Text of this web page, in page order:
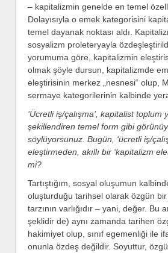
– kapitalizmin genelde en temel
Dolayısıyla o emek kategorisini
temel dayanak noktası aldı.
sosyalizm proleteryayla
yorumuma göre, kapitalizmin
olmak şöyle dursun, kapitalizmde
eleştirisinin merkez „nesnesi“ olup,
sermaye kategorilerinin kalbinde
‘Ücretli iş/çalışma’, kapitalist toplum
şekillendiren temel form gibi
söylüyorsunuz. Bugün, ‘ücretli iş/
eleştirmeden, akıllı bir ‘kapitalizm
mi?
Tartıştığım, sosyal oluşumun
oluşturduğu tarihsel olarak özgün bir
tarzının varlığıdır – yani, değer. Bu
şeklidir de) aynı zamanda tarihen
hakimiyet olup, sınıf egemenliği ile
onunla özdeş değildir. Soyuttur,